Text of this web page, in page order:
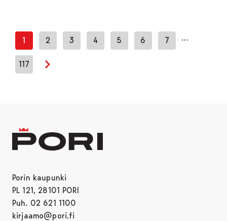
1 2 3 4 5 6 7 …
117
Porin kaupunki
PL 121, 28101 PORI
Puh. 02 621 1100
kirjaamo@pori.fi